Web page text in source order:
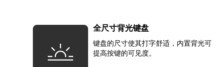
全尺寸背光键盘
键盘的尺寸使其打字舒适，内置背光可
提高按键的可见度。